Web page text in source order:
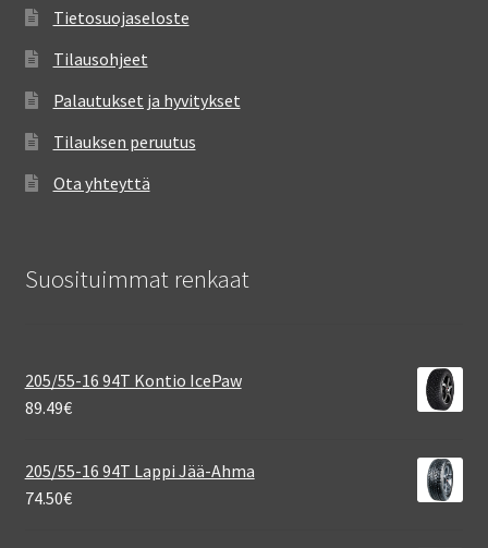
Tietosuojaseloste
Tilausohjeet
Palautukset ja hyvitykset
Tilauksen peruutus
Ota yhteyttä
Suosituimmat renkaat
205/55-16 94T Kontio IcePaw
89.49€
205/55-16 94T Lappi Jää-Ahma
74.50€